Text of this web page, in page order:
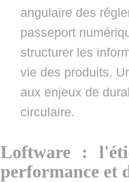
angulaire des
passeport
structurer les
vie des produits.
aux enjeux de
circulaire.
Loftware :
performance et